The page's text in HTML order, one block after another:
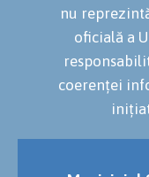
nu
oficială a
coerenței